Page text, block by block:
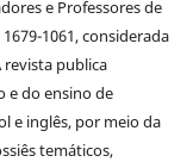
e Professores de
1061, considerada
revista publica
e do ensino de
e inglês, por meio da
temáticos,